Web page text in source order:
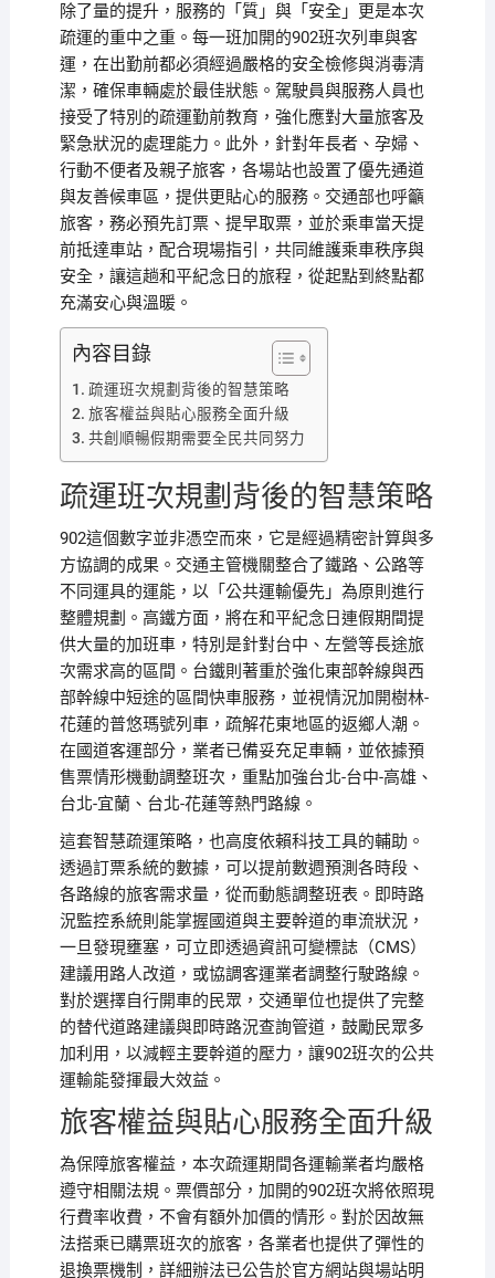
除了量的提升，服務的「質」與「安全」更是本次
疏運的重中之重。每一班加開的902班次列車與客
運，在出勤前都必須經過嚴格的安全檢修與消毒清
潔，確保車輛處於最佳狀態。駕駛員與服務人員也
接受了特別的疏運勤前教育，強化應對大量旅客及
緊急狀況的處理能力。此外，針對年長者、孕婦、
行動不便者及親子旅客，各場站也設置了優先通道
與友善候車區，提供更貼心的服務。交通部也呼籲
旅客，務必預先訂票、提早取票，並於乘車當天提
前抵達車站，配合現場指引，共同維護乘車秩序與
安全，讓這趟和平紀念日的旅程，從起點到終點都
充滿安心與溫暖。
內容目錄
疏運班次規劃背後的智慧策略
旅客權益與貼心服務全面升級
共創順暢假期需要全民共同努力
疏運班次規劃背後的智慧策略
902這個數字並非憑空而來，它是經過精密計算與多
方協調的成果。交通主管機關整合了鐵路、公路等
不同運具的運能，以「公共運輸優先」為原則進行
整體規劃。高鐵方面，將在和平紀念日連假期間提
供大量的加班車，特別是針對台中、左營等長途旅
次需求高的區間。台鐵則著重於強化東部幹線與西
部幹線中短途的區間快車服務，並視情況加開樹林-
花蓮的普悠瑪號列車，疏解花東地區的返鄉人潮。
在國道客運部分，業者已備妥充足車輛，並依據預
售票情形機動調整班次，重點加強台北-台中-高雄、
台北-宜蘭、台北-花蓮等熱門路線。
這套智慧疏運策略，也高度依賴科技工具的輔助。
透過訂票系統的數據，可以提前數週預測各時段、
各路線的旅客需求量，從而動態調整班表。即時路
況監控系統則能掌握國道與主要幹道的車流狀況，
一旦發現壅塞，可立即透過資訊可變標誌（CMS）
建議用路人改道，或協調客運業者調整行駛路線。
對於選擇自行開車的民眾，交通單位也提供了完整
的替代道路建議與即時路況查詢管道，鼓勵民眾多
加利用，以減輕主要幹道的壓力，讓902班次的公共
運輸能發揮最大效益。
旅客權益與貼心服務全面升級
為保障旅客權益，本次疏運期間各運輸業者均嚴格
遵守相關法規。票價部分，加開的902班次將依照現
行費率收費，不會有額外加價的情形。對於因故無
法搭乘已購票班次的旅客，各業者也提供了彈性的
退換票機制，詳細辦法已公告於官方網站與場站明